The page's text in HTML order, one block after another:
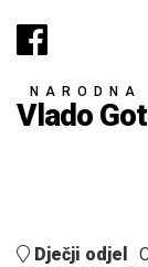
Vlado
Dječji odjel